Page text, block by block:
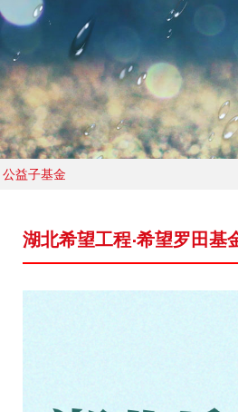
公益子基金
湖北希望工程·希望罗田基